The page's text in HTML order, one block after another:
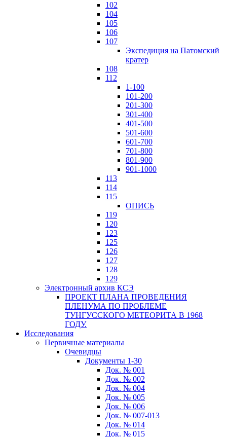
102
104
105
106
107
Экспедиция на Патомский
кратер
108
112
1-100
101-200
201-300
301-400
401-500
501-600
601-700
701-800
801-900
901-1000
113
114
115
ОПИСЬ
119
120
123
125
126
127
128
129
Электронный архив КСЭ
ПРОЕКТ ПЛАНА ПРОВЕДЕНИЯ
ПЛЕНУМА ПО ПРОБЛЕМЕ
ТУНГУССКОГО МЕТЕОРИТА В 1968
ГОДУ.
Исследования
Первичные материалы
Очевидцы
Документы 1-30
Док. № 001
Док. № 002
Док. № 004
Док. № 005
Док. № 006
Док. № 007-013
Док. № 014
Док. № 015